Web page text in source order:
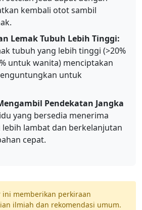
kembali otot sambil
Lemak Tubuh Lebih Tinggi:
tubuh yang lebih tinggi (>20%
untuk wanita) menciptakan
untuk
Pendekatan Jangka
yang bersedia menerima
lebih lambat dan berkelanjutan
cepat.
ini memberikan perkiraan
ilmiah dan rekomendasi umum.